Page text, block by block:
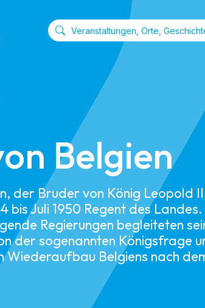
Belgien
der Bruder von König Leopold
bis Juli 1950 Regent des Landes.
Regierungen begleiteten
der sogenannten Königsfrage
Wiederaufbau Belgiens nach